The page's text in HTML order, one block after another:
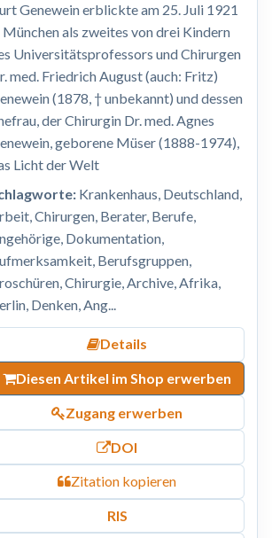
Genewein erblickte am 25. Juli 1921
München als zweites von drei Kindern
Universitätsprofessors und Chirurgen
med. Friedrich August (auch: Fritz)
(1878, † unbekannt) und dessen
der Chirurgin Dr. med. Agnes
geborene Müser (1888-1974),
Licht der Welt
Krankenhaus, Deutschland,
Chirurgen, Berater, Berufe,
Dokumentation,
Berufsgruppen,
Chirurgie, Archive, Afrika,
Denken, Ang...
Details
Diesen Artikel im Shop erwerben
Zugang erwerben
DOI
Zitation kopieren
RIS